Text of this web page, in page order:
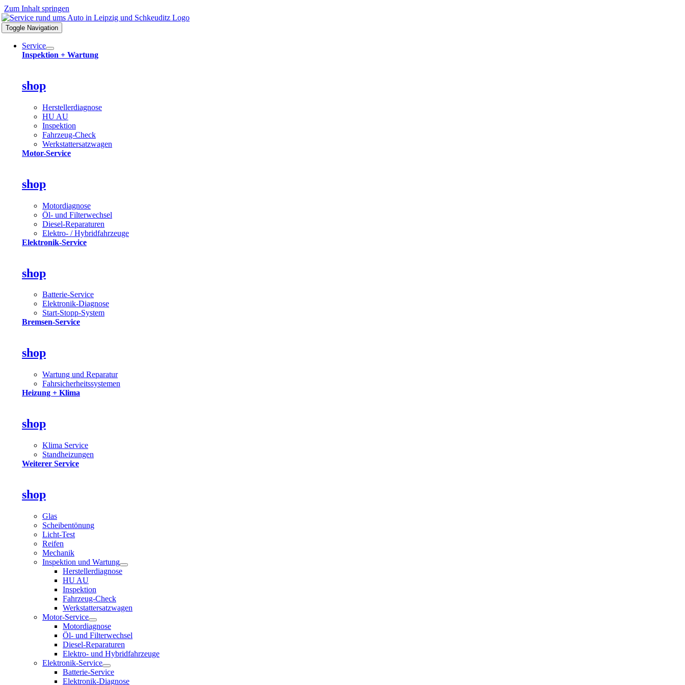
Zum Inhalt springen
Toggle Navigation
Service
Inspektion + Wartung
shop
Herstellerdiagnose
HU AU
Inspektion
Fahrzeug-Check
Werkstattersatzwagen
Motor-Service
shop
Motordiagnose
Öl- und Filterwechsel
Diesel-Reparaturen
Elektro- / Hybridfahrzeuge
Elektronik-Service
shop
Batterie-Service
Elektronik-Diagnose
Start-Stopp-System
Bremsen-Service
shop
Wartung und Reparatur
Fahrsicherheitssystemen
Heizung + Klima
shop
Klima Service
Standheizungen
Weiterer Service
shop
Glas
Scheibentönung
Licht-Test
Reifen
Mechanik
Inspektion und Wartung
Herstellerdiagnose
HU AU
Inspektion
Fahrzeug-Check
Werkstattersatzwagen
Motor-Service
Motordiagnose
Öl- und Filterwechsel
Diesel-Reparaturen
Elektro- und Hybridfahrzeuge
Elektronik-Service
Batterie-Service
Elektronik-Diagnose